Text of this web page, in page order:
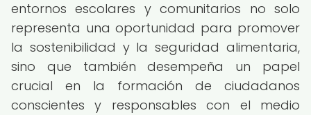
entornos escolares y comunitarios no solo
representa una oportunidad para promover
la sostenibilidad y la seguridad alimentaria,
sino que también desempeña un papel
crucial en la formación de ciudadanos
conscientes y responsables con el medio